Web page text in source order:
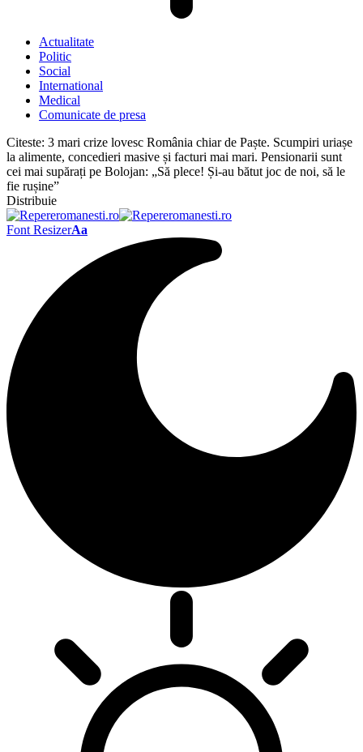
Actualitate
Politic
Social
International
Medical
Comunicate de presa
Citeste: 3 mari crize lovesc România chiar de Paște. Scumpiri uriașe
la alimente, concedieri masive și facturi mai mari. Pensionarii sunt
cei mai supărați pe Bolojan: „Să plece! Și-au bătut joc de noi, să le
fie rușine”
Distribuie
Font ResizerAa